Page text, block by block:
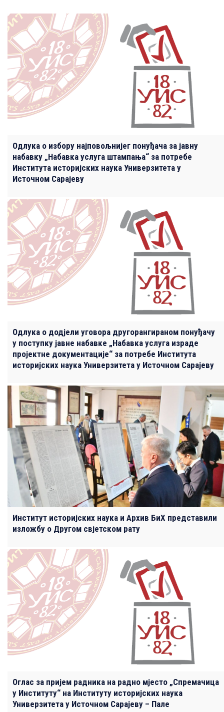
Одлука о избору најповољнијег понуђача за јавну
набавку „Набавка услуга штампања“ за потребе
Института историјских наука Универзитета у
Источном Сарајеву
Одлука о додјели уговора другорангираном понуђачу
у поступку јавне набавке „Набавка услуга израде
пројектне документације“ за потребе Института
историјских наука Универзитета у Источном Сарајеву
Институт историјских наука и Архив БиХ представили
изложбу о Другом свјетском рату
Оглас за пријем радника на радно мјесто „Спремачица
у Институту“ на Институту историјских наука
Универзитета у Источном Сарајеву – Пале